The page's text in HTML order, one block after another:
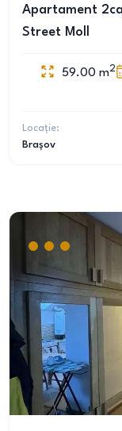
Apartament
Street Moll
59.00 m2
Locație:
Brașov